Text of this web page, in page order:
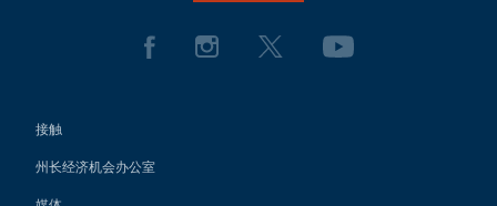
接触
州长经济机会办公室